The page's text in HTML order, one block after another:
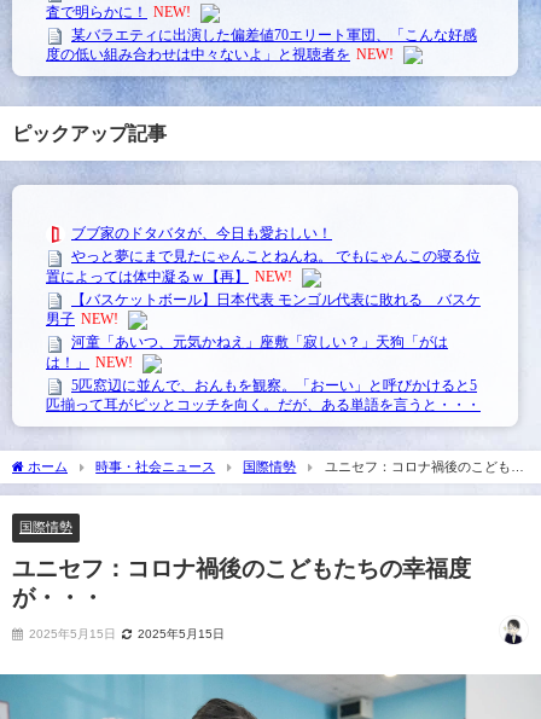
ピックアップ記事
ホーム 時事・社会ニュース 国際情勢
ユニセフ：コロナ禍後のこどもた
ちの幸福度が・・・
国際情勢
ユニセフ：コロナ禍後のこどもたちの幸福度
が・・・
2025年5月15日 2025年5月15日